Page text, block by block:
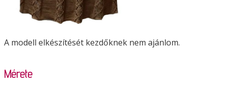
A modell elkészítését kezdőknek nem ajánlom.
Mérete